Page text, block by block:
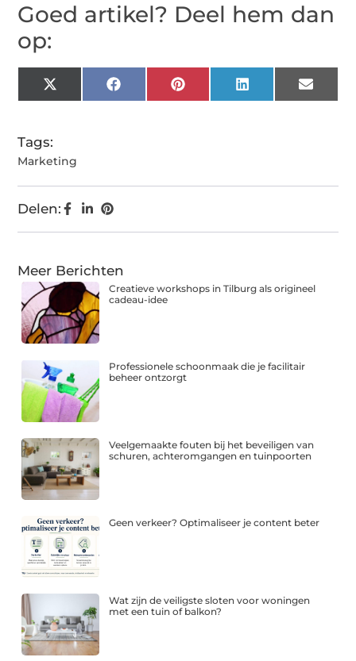
Goed artikel? Deel hem dan
op:
X
(Twitter)
FacebookPinterestLinkedIn Email
Tags:
Marketing
Delen:
Meer Berichten
Creatieve workshops in Tilburg als origineel
cadeau-idee
Professionele schoonmaak die je facilitair
beheer ontzorgt
Veelgemaakte fouten bij het beveiligen van
schuren, achteromgangen en tuinpoorten
Geen verkeer? Optimaliseer je content beter
Wat zijn de veiligste sloten voor woningen
met een tuin of balkon?